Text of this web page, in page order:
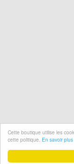
Cette boutique utilise les
cette politique. En savoir plus